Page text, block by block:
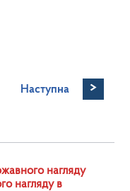
Наступна >
нагляду
нагляду в